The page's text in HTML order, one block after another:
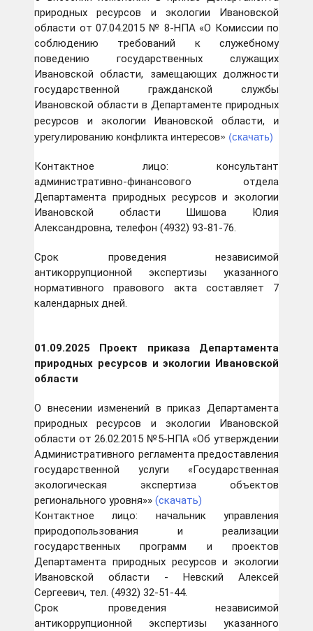
природных ресурсов и экологии Ивановской
области от 07.04.2015 № 8-НПА «О Комиссии по
соблюдению требований к служебному
поведению государственных служащих
Ивановской области, замещающих должности
государственной гражданской службы
Ивановской области в Департаменте природных
ресурсов и экологии Ивановской области, и
урегулированию конфликта интересов» (скачать)
Контактное лицо: консультант
административно-финансового отдела
Департамента природных ресурсов и экологии
Ивановской области Шишова Юлия
Александровна, телефон (4932) 93-81-76.
Срок проведения независимой
антикоррупционной экспертизы указанного
нормативного правового акта составляет 7
календарных дней.
01.09.2025 Проект приказа Департамента
природных ресурсов и экологии Ивановской
области
О внесении изменений в приказ Департамента
природных ресурсов и экологии Ивановской
области от 26.02.2015 №5-НПА «Об утверждении
Административного регламента предоставления
государственной услуги «Государственная
экологическая экспертиза объектов
регионального уровня»» (скачать)
Контактное лицо: начальник управления
природопользования и реализации
государственных программ и проектов
Департамента природных ресурсов и экологии
Ивановской области - Невский Алексей
Сергеевич, тел. (4932) 32-51-44.
Срок проведения независимой
антикоррупционной экспертизы указанного